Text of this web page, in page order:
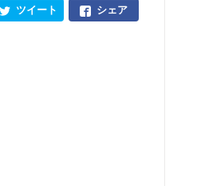
シェア
ツイート